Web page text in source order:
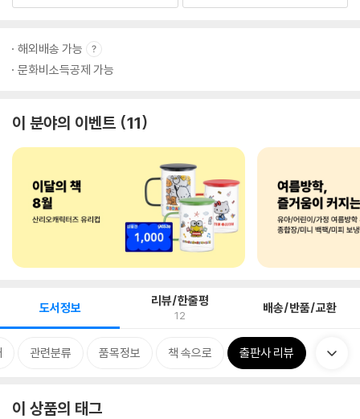
해외배송 가능
문화비소득공제 가능
이 분야의 이벤트 11
도서정보 리뷰/한줄평
12 배송/반품/교환
관련분류 품목정보 책 속으로 출판사 리뷰
이 상품의 태그